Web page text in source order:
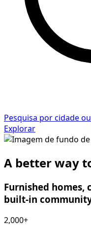
Pesquisa por cidade
Explorar
A better way
Furnished homes,
built-in
2,000+